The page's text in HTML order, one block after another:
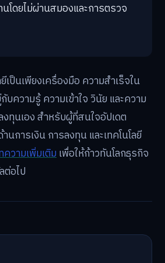
โดยไม่ผ่านสมองและการตรวจ
เป็นเพียงเครื่องมือ ความสำเร็จใน
ความรู้ ความเข้าใจ วินัย และความ
ทุนเอง สำหรับผู้ที่สนใจอัปเดต
นการเงิน การลงทุน และเทคโนโลยี
วามเพิ่มเติมเพื่อให้ก้าวทันโลกธุรกิจ
ต่อไป